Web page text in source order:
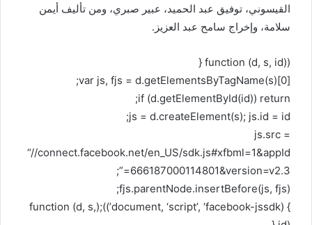
القيسوني، توفيق عبد الحميد، عبير صبري، ومن تأليف أيمن
سلامة، وإخراج سامح عبد العزيز.
(function (d, s, id) {
var js, fjs = d.getElementsByTagName(s)[0];
if (d.getElementById(id)) return;
js = d.createElement(s); js.id = id;
js.src =
“//connect.facebook.net/en_US/sdk.js#xfbml=1&appId
=666187000114801&version=v2.3”;
fjs.parentNode.insertBefore(js, fjs);
} (document, ‘script’, ‘facebook-jssdk’));(function (d, s,